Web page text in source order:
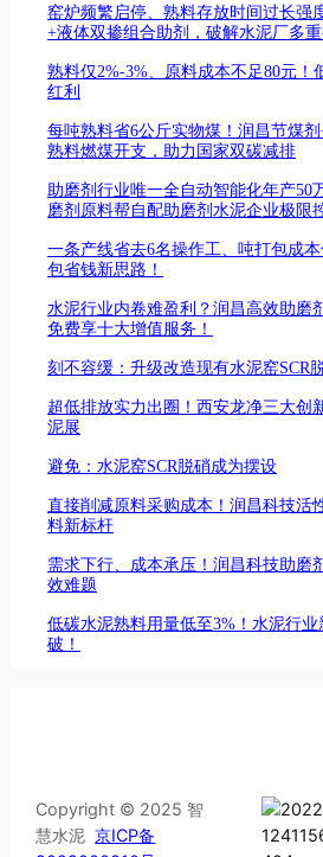
窑炉频繁启停、熟料存放时间过长强
+液体双掺组合助剂，破解水泥厂多
熟料仅2%-3%、原料成本不足80元！
红利
每吨熟料省6公斤实物煤！润昌节煤
熟料燃煤开支，助力国家双碳减排
助磨剂行业唯一全自动智能化年产50
磨剂原料帮自配助磨剂水泥企业极限
一条产线省去6名操作工、吨打包成
包省钱新思路！
水泥行业内卷难盈利？润昌高效助磨
免费享十大增值服务！
刻不容缓：升级改造现有水泥窑SCR
超低排放实力出圈！西安龙净三大创
泥展
避免：水泥窑SCR脱硝成为摆设
直接削减原料采购成本！润昌科技活
料新标杆
需求下行、成本承压！润昌科技助磨
效难题
低碳水泥熟料用量低至3%！水泥行
破！
Copyright © 2025 智
慧水泥京ICP备